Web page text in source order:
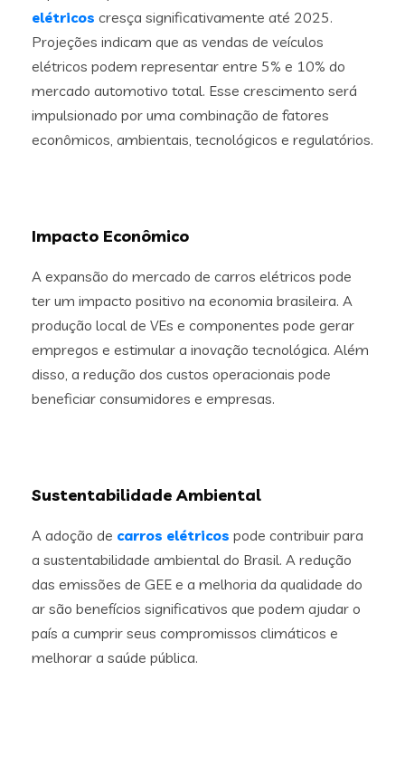
elétricos cresça significativamente até 2025.
Projeções indicam que as vendas de veículos
elétricos podem representar entre 5% e 10% do
mercado automotivo total. Esse crescimento será
impulsionado por uma combinação de fatores
econômicos, ambientais, tecnológicos e regulatórios.
Impacto Econômico
A expansão do mercado de carros elétricos pode
ter um impacto positivo na economia brasileira. A
produção local de VEs e componentes pode gerar
empregos e estimular a inovação tecnológica. Além
disso, a redução dos custos operacionais pode
beneficiar consumidores e empresas.
Sustentabilidade Ambiental
A adoção de carros elétricos pode contribuir para
a sustentabilidade ambiental do Brasil. A redução
das emissões de GEE e a melhoria da qualidade do
ar são benefícios significativos que podem ajudar o
país a cumprir seus compromissos climáticos e
melhorar a saúde pública.